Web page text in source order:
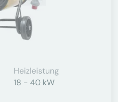
Heizleistung
18 - 40 kW